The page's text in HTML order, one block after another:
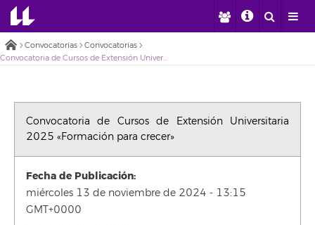
Convocatorias
Convocatorias
Convocatoria de Cursos de Extensión Universitaria 2025 «Formación para crecer»
Convocatoria de Cursos de Extensión Universitaria
2025 «Formación para crecer»
Fecha de Publicación:
miércoles 13 de noviembre de 2024 - 13:15
GMT+0000